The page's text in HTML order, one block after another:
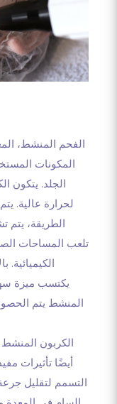
الفحم المنشط،
المكونات
الجلد. يتكون
لحرارة عالية.
الطريقة، يتم
تلعب المساحات
الكيميائية.
يكتسب ميزة
المنشط يتم الحصول
الكربون المنشط
أيضًا تأثيرات
التسمم لتقليل